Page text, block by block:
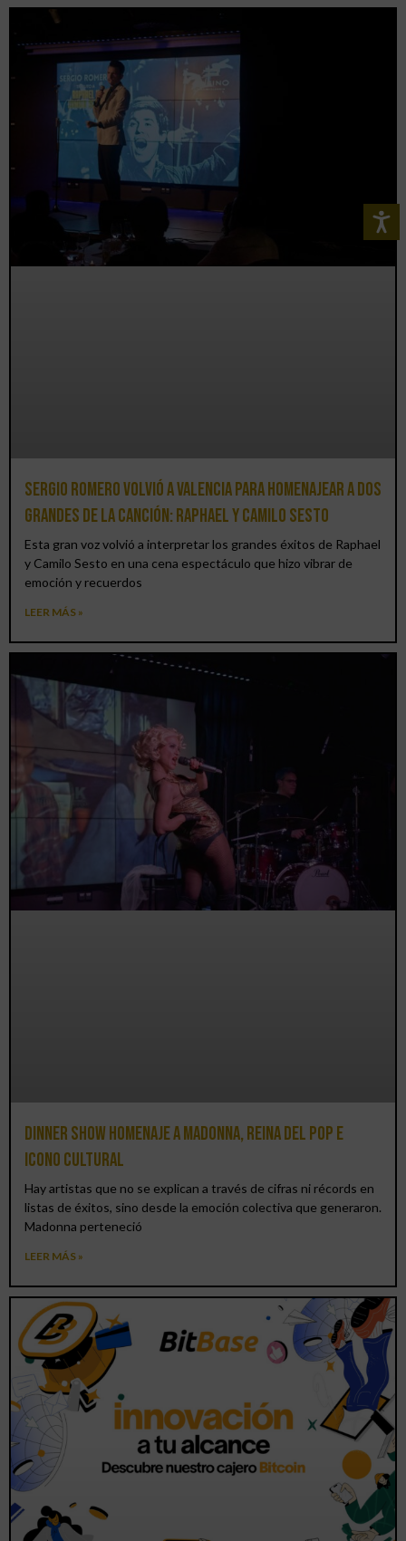
Sergio Romero volvió a Valencia para homenajear a dos
grandes de la canción: Raphael y Camilo Sesto
Esta gran voz volvió a interpretar los grandes éxitos de Raphael
y Camilo Sesto en una cena espectáculo que hizo vibrar de
emoción y recuerdos
LEER MÁS »
Dinner Show homenaje a Madonna, reina del pop e
icono cultural
Hay artistas que no se explican a través de cifras ni récords en
listas de éxitos, sino desde la emoción colectiva que generaron.
Madonna perteneció
LEER MÁS »